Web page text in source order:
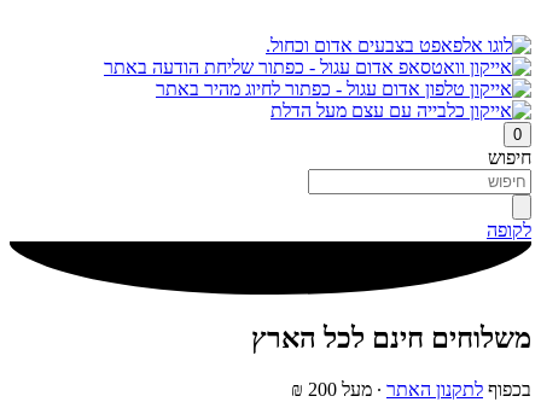
0
חיפוש
לקופה
משלוחים חינם לכל הארץ
בכפוף לתקנון האתר ∙ מעל 200 ₪